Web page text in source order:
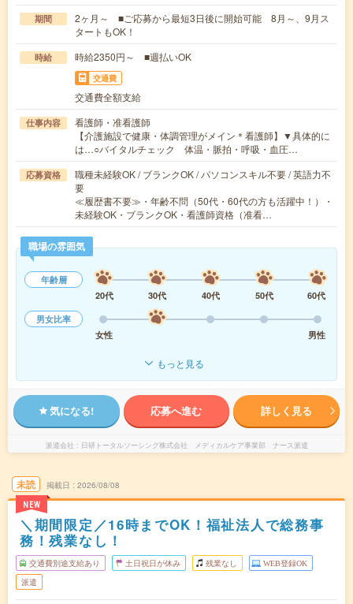
期間
2ヶ月～ ■ご応募から最短3日後に開始可能 8月～、9月ス
タートもOK！
時給 時給2350円～ ■週払いOK
交通費
交通費全額支給
仕事内容
看護師・准看護師
【介護施設で健康・体調管理がメイン＊看護師】▼具体的に
は…○バイタルチェック 体温・脈拍・呼吸・血圧…
応募資格
職種未経験OK / ブランクOK / パソコンスキル不要 / 英語力不
要
≪履歴書不要≫・年齢不問（50代・60代の方も活躍中！）・
未経験OK・ブランクOK・看護師資格（准看…
職場の雰囲気
年齢層
20代
30代 40代 50代
60代
男女比率
女性
男性
もっと見る
気になる! 応募へ進む 詳しく見る
派遣会社 日研トータルソーシング株式会社 メディカルケア事業部 ナース派遣
未読
NEW
掲載日 2026/08/08
＼期間限定／16時までOK！福祉法人で総務事
務！残業なし！
交通費別途支給あり 土日祝日が休み 残業なし WEB登録OK
派遣